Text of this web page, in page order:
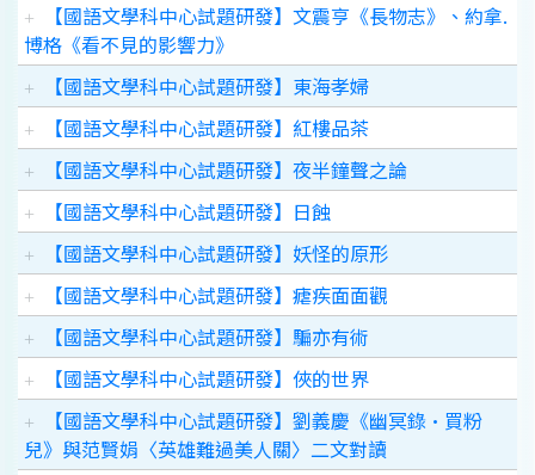
【國語文學科中心試題研發】文震亨《長物志》、約拿.
博格《看不見的影響力》
【國語文學科中心試題研發】東海孝婦
【國語文學科中心試題研發】紅樓品茶
【國語文學科中心試題研發】夜半鐘聲之論
【國語文學科中心試題研發】日蝕
【國語文學科中心試題研發】妖怪的原形
【國語文學科中心試題研發】瘧疾面面觀
【國語文學科中心試題研發】騙亦有術
【國語文學科中心試題研發】俠的世界
【國語文學科中心試題研發】劉義慶《幽冥錄•買粉
兒》與范賢娟〈英雄難過美人關〉二文對讀